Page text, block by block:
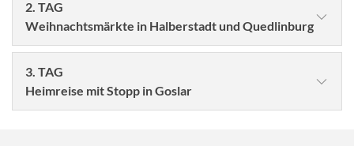
2. TAG
Weihnachtsmärkte in Halberstadt und Quedlinburg
3. TAG
Heimreise mit Stopp in Goslar